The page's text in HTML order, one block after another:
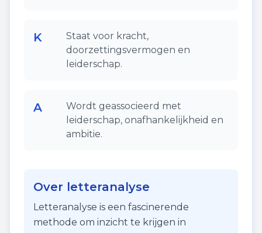
K
Staat voor kracht,
doorzettingsvermogen en
leiderschap.
A
Wordt geassocieerd met
leiderschap, onafhankelijkheid en
ambitie.
Over letteranalyse
Letteranalyse is een fascinerende
methode om inzicht te krijgen in